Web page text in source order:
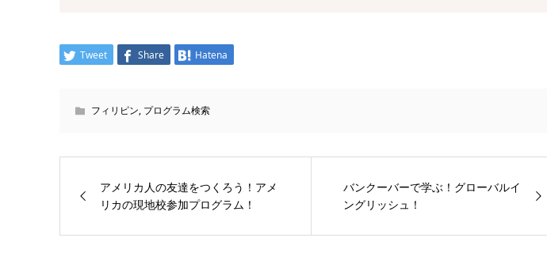
Tweet Share Hatena
フィリピン, プログラム検索
アメリカ人の友達をつくろう！アメ
リカの現地校参加プログラム！
バンクーバーで学ぶ！グローバルイ
ングリッシュ！